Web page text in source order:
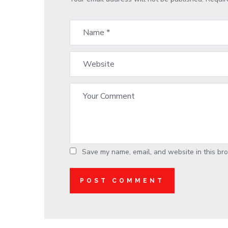
Save my name, email, and website in this